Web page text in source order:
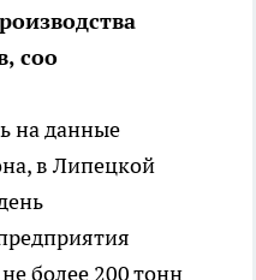
соо
на данные
в Липецкой
более 200 тонн